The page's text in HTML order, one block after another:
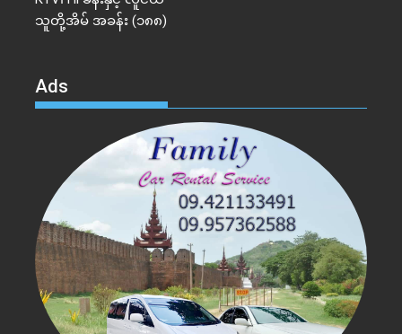
သူတို့အိမ် အခန်း (၁၈၈)
Ads